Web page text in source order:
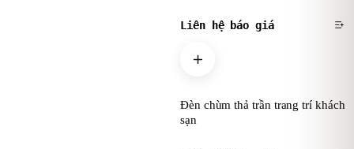
Liên hệ báo giá
Đèn chùm thả trần trang trí khách
sạn